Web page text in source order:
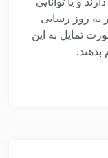
به روز رسانی
تمایل به این